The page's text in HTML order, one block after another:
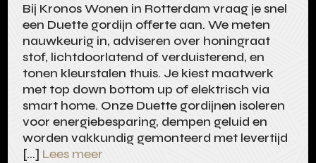
Bij Kronos Wonen in Rotterdam vraag je snel
een Duette gordijn offerte aan. We meten
nauwkeurig in, adviseren over honingraat
stof, lichtdoorlatend of verduisterend, en
tonen kleurstalen thuis. Je kiest maatwerk
met top down bottom up of elektrisch via
smart home. Onze Duette gordijnen isoleren
voor energiebesparing, dempen geluid en
worden vakkundig gemonteerd met levertijd
[…] Lees meer